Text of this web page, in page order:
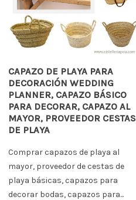
CAPAZO DE PLAYA PARA
DECORACIÓN WEDDING
PLANNER, CAPAZO BÁSICO
PARA DECORAR, CAPAZO AL
MAYOR, PROVEEDOR CESTAS
DE PLAYA
Comprar capazos de playa al
mayor, proveedor de cestas de
playa básicas, capazos para
decorar bodas, capazos para...